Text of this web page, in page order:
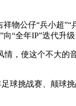
物公仔“兵小超”“
“全年IP”迭代升级
，使这个不大的
球挑战赛、颠球